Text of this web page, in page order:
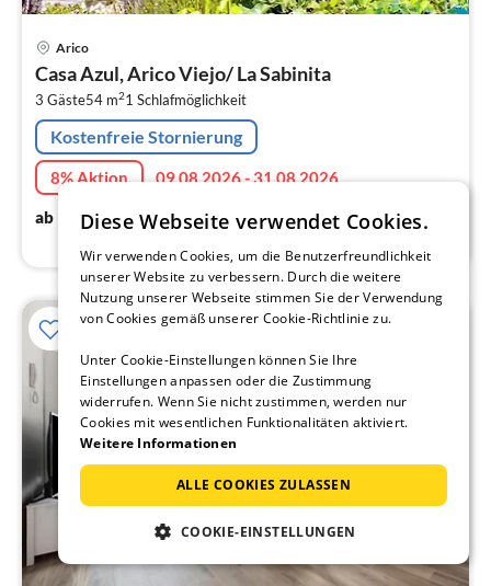
Arico
Casa Azul, Arico Viejo/ La Sabinita
3 Gäste54 m21 Schlafmöglichkeit
Kostenfreie Stornierung
8% Aktion
09.08.2026 - 31.08.2026
ab
88€ / Nacht
Diese Webseite verwendet Cookies.
Wir verwenden Cookies, um die Benutzerfreundlichkeit
unserer Website zu verbessern. Durch die weitere
Nutzung unserer Webseite stimmen Sie der Verwendung
von Cookies gemäß unserer Cookie-Richtlinie zu.
Unter Cookie-Einstellungen können Sie Ihre
Einstellungen anpassen oder die Zustimmung
widerrufen. Wenn Sie nicht zustimmen, werden nur
Cookies mit wesentlichen Funktionalitäten aktiviert.
Weitere Informationen
ALLE COOKIES ZULASSEN
COOKIE-EINSTELLUNGEN